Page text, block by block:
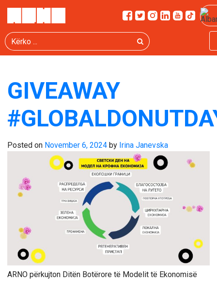
TAG:DOUGHNUT
ECONOMICS
GIVEAWAY
Posted on November 6, 2024 by Irina Janevska
ARNO përkujton Ditën Botërore të Modelit të Ekonomisë